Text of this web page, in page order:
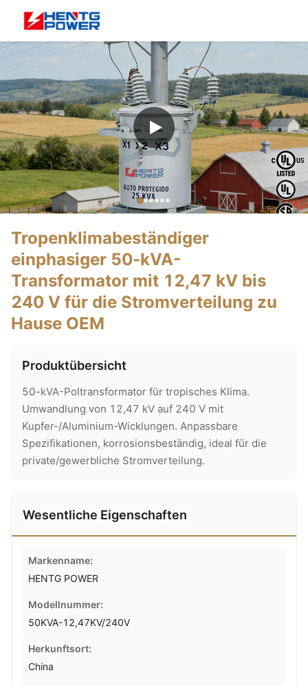
Tropenklimabeständiger
einphasiger 50-kVA-
Transformator mit 12,47 kV bis
240 V für die Stromverteilung zu
Hause OEM
Produktübersicht
50-kVA-Poltransformator für tropisches Klima.
Umwandlung von 12,47 kV auf 240 V mit
Kupfer-/Aluminium-Wicklungen. Anpassbare
Spezifikationen, korrosionsbeständig, ideal für die
private/gewerbliche Stromverteilung.
Wesentliche Eigenschaften
Markenname:
HENTG POWER
Modellnummer:
50KVA-12,47KV/240V
Herkunftsort:
China